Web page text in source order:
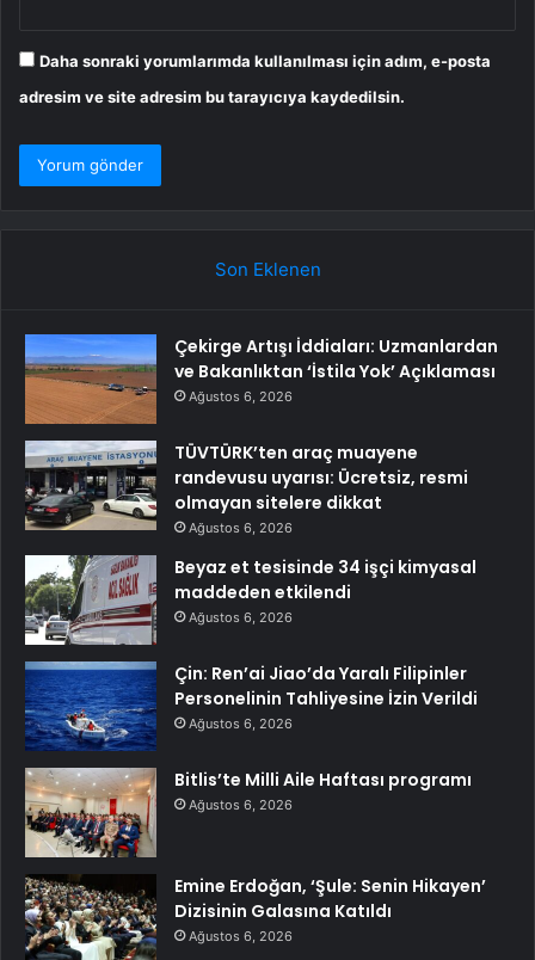
Daha sonraki yorumlarımda kullanılması için adım, e-posta
adresim ve site adresim bu tarayıcıya kaydedilsin.
Son Eklenen
Çekirge Artışı İddiaları: Uzmanlardan
ve Bakanlıktan ‘İstila Yok’ Açıklaması
Ağustos 6, 2026
TÜVTÜRK’ten araç muayene
randevusu uyarısı: Ücretsiz, resmi
olmayan sitelere dikkat
Ağustos 6, 2026
Beyaz et tesisinde 34 işçi kimyasal
maddeden etkilendi
Ağustos 6, 2026
Çin: Ren’ai Jiao’da Yaralı Filipinler
Personelinin Tahliyesine İzin Verildi
Ağustos 6, 2026
Bitlis’te Milli Aile Haftası programı
Ağustos 6, 2026
Emine Erdoğan, ‘Şule: Senin Hikayen’
Dizisinin Galasına Katıldı
Ağustos 6, 2026